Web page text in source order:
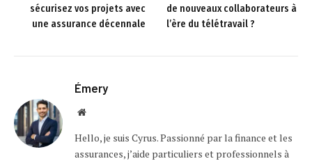
sécurisez vos projets avec
une assurance décennale
de nouveaux collaborateurs à
l’ère du télétravail ?
Émery
Website
Hello, je suis Cyrus. Passionné par la finance et les
assurances, j’aide particuliers et professionnels à